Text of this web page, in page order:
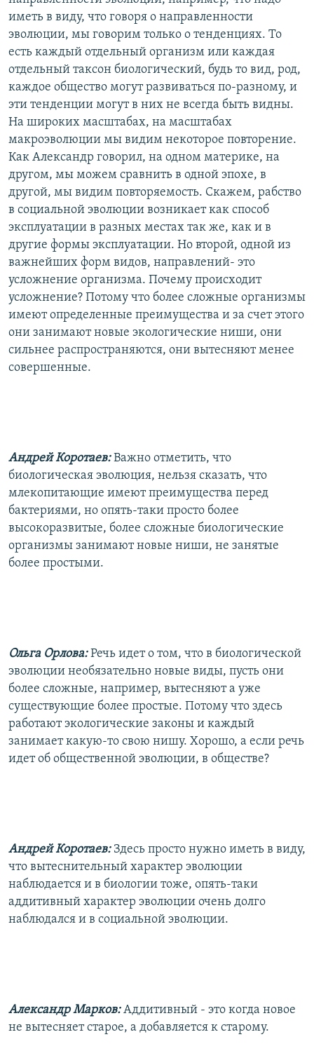
иметь в виду, что говоря о направленности
эволюции, мы говорим только о тенденциях. То
есть каждый отдельный организм или каждая
отдельный таксон биологический, будь то вид, род,
каждое общество могут развиваться по-разному, и
эти тенденции могут в них не всегда быть видны.
На широких масштабах, на масштабах
макроэволюции мы видим некоторое повторение.
Как Александр говорил, на одном материке, на
другом, мы можем сравнить в одной эпохе, в
другой, мы видим повторяемость. Скажем, рабство
в социальной эволюции возникает как способ
эксплуатации в разных местах так же, как и в
другие формы эксплуатации. Но второй, одной из
важнейших форм видов, направлений- это
усложнение организма. Почему происходит
усложнение? Потому что более сложные организмы
имеют определенные преимущества и за счет этого
они занимают новые экологические ниши, они
сильнее распространяются, они вытесняют менее
совершенные.
Андрей Коротаев:Важно отметить, что
биологическая эволюция, нельзя сказать, что
млекопитающие имеют преимущества перед
бактериями, но опять-таки просто более
высокоразвитые, более сложные биологические
организмы занимают новые ниши, не занятые
более простыми.
Ольга Орлова:Речь идет о том, что в биологической
эволюции необязательно новые виды, пусть они
более сложные, например, вытесняют а уже
существующие более простые. Потому что здесь
работают экологические законы и каждый
занимает какую-то свою нишу. Хорошо, а если речь
идет об общественной эволюции, в обществе?
Андрей Коротаев: Здесь просто нужно иметь в виду,
что вытеснительный характер эволюции
наблюдается и в биологии тоже, опять-таки
аддитивный характер эволюции очень долго
наблюдался и в социальной эволюции.
Александр Марков:Аддитивный - это когда новое
не вытесняет старое, а добавляется к старому.